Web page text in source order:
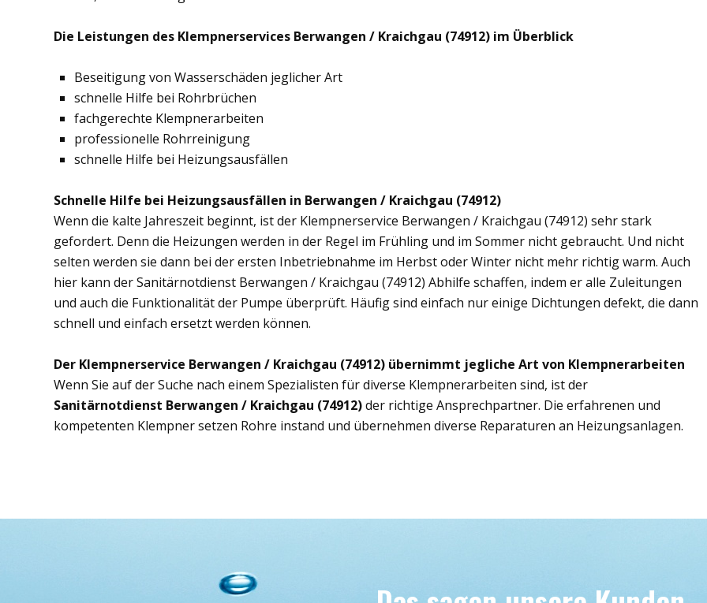
Die Leistungen des Klempnerservices Berwangen / Kraichgau (74912) im Überblick
Beseitigung von Wasserschäden jeglicher Art
schnelle Hilfe bei Rohrbrüchen
fachgerechte Klempnerarbeiten
professionelle Rohrreinigung
schnelle Hilfe bei Heizungsausfällen
Schnelle Hilfe bei Heizungsausfällen in Berwangen / Kraichgau (74912)
Wenn die kalte Jahreszeit beginnt, ist der Klempnerservice Berwangen / Kraichgau (74912) sehr stark
gefordert. Denn die Heizungen werden in der Regel im Frühling und im Sommer nicht gebraucht. Und nicht
selten werden sie dann bei der ersten Inbetriebnahme im Herbst oder Winter nicht mehr richtig warm. Auch
hier kann der Sanitärnotdienst Berwangen / Kraichgau (74912) Abhilfe schaffen, indem er alle Zuleitungen
und auch die Funktionalität der Pumpe überprüft. Häufig sind einfach nur einige Dichtungen defekt, die dann
schnell und einfach ersetzt werden können.
Der Klempnerservice Berwangen / Kraichgau (74912) übernimmt jegliche Art von Klempnerarbeiten
Wenn Sie auf der Suche nach einem Spezialisten für diverse Klempnerarbeiten sind, ist der
Sanitärnotdienst Berwangen / Kraichgau (74912)der richtige Ansprechpartner. Die erfahrenen und
kompetenten Klempner setzen Rohre instand und übernehmen diverse Reparaturen an Heizungsanlagen.